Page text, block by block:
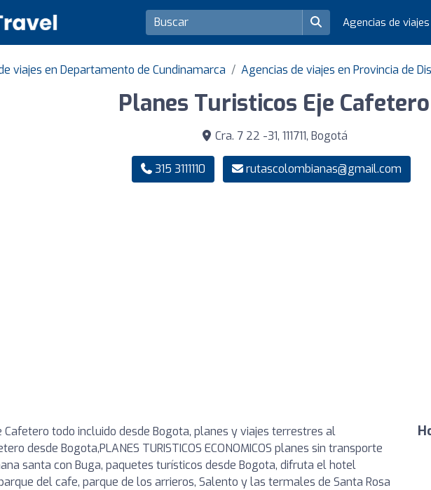
Agencias de
viajes en Departamento de Cundinamarca Agencias de viajes en Provincia de
Planes Turisticos Eje Cafetero
Cra. 7 22 -31, 111711, Bogotá
315 3111110 rutascolombianas@gmail.com
Cafetero todo incluido desde Bogota, planes y viajes terrestres al
desde Bogota,PLANES TURISTICOS ECONOMICOS planes sin transporte
santa con Buga, paquetes turísticos desde Bogota, difruta el hotel
del cafe, parque de los arrieros, Salento y las termales de Santa Rosa